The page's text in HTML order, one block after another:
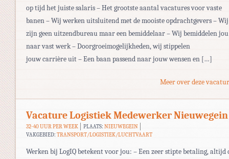
op tijd het juiste salaris – Het grootste aantal vacatures voor vaste
banen – Wij werken uitsluitend met de mooiste opdrachtgevers – Wij
zijn geen uitzendbureau maar een bemiddelaar – Wij bemiddelen jou
naar vast werk – Doorgroeimogelijkheden, wij stippelen
jouw carrière uit – Een baan passend naar jouw wensen en […]
Meer over deze
Vacature Logistiek Medewerker Nieuwegein
32-40 UUR PER WEEK PLAATS: NIEUWEGEIN
VAKGEBIED: TRANSPORT/LOGISTIEK/LUCHTVAART
Werken bij LogIQ betekent voor jou: – Een zeer stipte betaling, altijd